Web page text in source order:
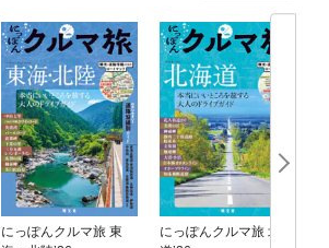
にっぽんクルマ旅 東
にっぽんクルマ旅 北海